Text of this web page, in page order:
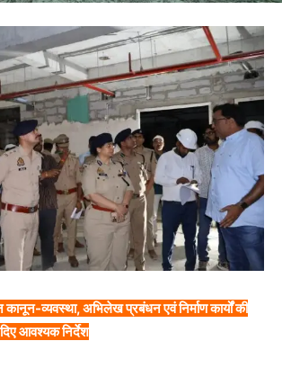
व्यवस्था, अभिलेख प्रबंधन एवं निर्माण कार्यों की
दिए आवश्यक निर्देश